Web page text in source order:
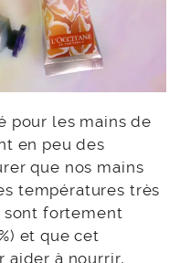
pour les mains de
en peu des
que nos mains
températures très
sont fortement
et que cet
aider à nourrir,